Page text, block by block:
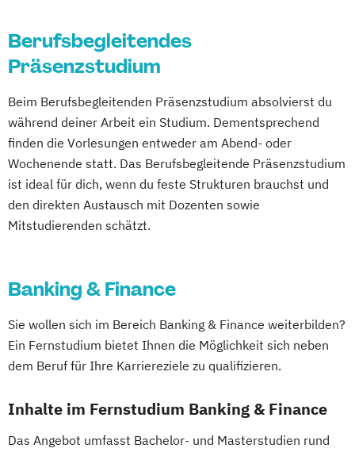
Technische Gebäudeausstattung
Technische Informatik
Technisches Management
Logistikmanagement
Management in Information and Business
Technologies
Management und IT
Marketing und Verkauf
Personalmanagement
Führung und Organisation
Professional Master of Mediation
Real Estate Management
Videojournalismus
MBA Finance
MBA Health Care Management
MBA Project Management
MBA Public Auditing
MBA Sozialmanagement
Marketing & Sales
Master of Business Law
Master of Legal Studies
Professional MBA
Risiko- & Versicherungsmanagement
Sozialmanagement
Tourismus- & Eventmanagement
Wirtschaftspädagogik
People and Culture Management
Projektmanagement & Date Analytics
Projektmanagement und Organisation
Quantitative Asset and Risk Management
(Englisch)
Technical Sales and Marketing
Berufsbegleitendes
Präsenzstudium
Beim Berufsbegleitenden Präsenzstudium absolvierst du
während deiner Arbeit ein Studium. Dementsprechend
finden die Vorlesungen entweder am Abend- oder
Wochenende statt. Das Berufsbegleitende Präsenzstudium
ist ideal für dich, wenn du feste Strukturen brauchst und
den direkten Austausch mit Dozenten sowie
Mitstudierenden schätzt.
Banking & Finance
Sie wollen sich im Bereich Banking & Finance weiterbilden?
Ein Fernstudium bietet Ihnen die Möglichkeit sich neben
dem Beruf für Ihre Karriereziele zu qualifizieren.
Inhalte im Fernstudium Banking & Finance
Das Angebot umfasst Bachelor- und Masterstudien rund